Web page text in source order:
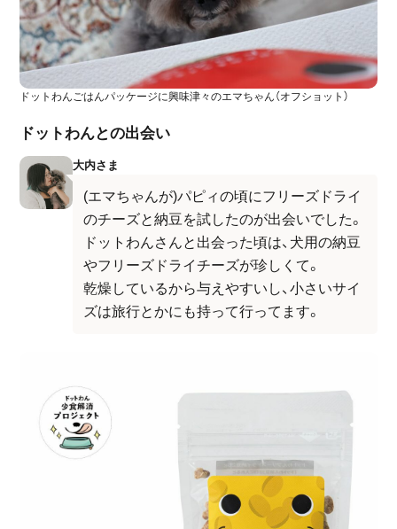
ドットわんごはんパッケージに興味津々のエマちゃん（オフショット）
ドットわんとの出会い
大内さま
(エマちゃんが)パピィの頃にフリーズドライ
のチーズと納豆を試したのが出会いでした。
ドットわんさんと出会った頃は、犬用の納豆
やフリーズドライチーズが珍しくて。
乾燥しているから与えやすいし、小さいサイ
ズは旅行とかにも持って行ってます。